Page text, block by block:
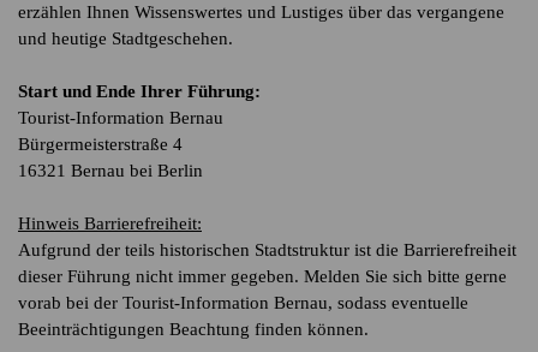
erzählen Ihnen Wissenswertes und Lustiges über das vergangene
und heutige Stadtgeschehen.
Start und Ende Ihrer Führung:
Tourist-Information Bernau
Bürgermeisterstraße 4
16321 Bernau bei Berlin
Hinweis Barrierefreiheit:
Aufgrund der teils historischen Stadtstruktur ist die Barrierefreiheit
dieser Führung nicht immer gegeben. Melden Sie sich bitte gerne
vorab bei der Tourist-Information Bernau, sodass eventuelle
Beeinträchtigungen Beachtung finden können.